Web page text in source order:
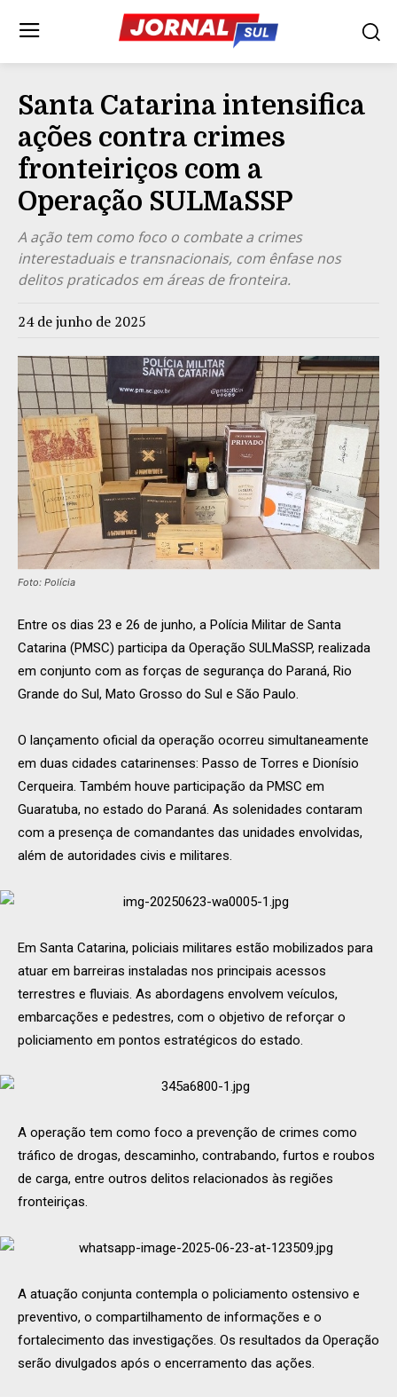
Santa Catarina intensifica
ações contra crimes
fronteiriços com a
Operação SULMaSSP
A ação tem como foco o combate a crimes
interestaduais e transnacionais, com ênfase nos
delitos praticados em áreas de fronteira.
24 de junho de 2025
Foto: Polícia
Entre os dias 23 e 26 de junho, a Polícia Militar de Santa
Catarina (PMSC) participa da Operação SULMaSSP, realizada
em conjunto com as forças de segurança do Paraná, Rio
Grande do Sul, Mato Grosso do Sul e São Paulo.
O lançamento oficial da operação ocorreu simultaneamente
em duas cidades catarinenses: Passo de Torres e Dionísio
Cerqueira. Também houve participação da PMSC em
Guaratuba, no estado do Paraná. As solenidades contaram
com a presença de comandantes das unidades envolvidas,
além de autoridades civis e militares.
Em Santa Catarina, policiais militares estão mobilizados para
atuar em barreiras instaladas nos principais acessos
terrestres e fluviais. As abordagens envolvem veículos,
embarcações e pedestres, com o objetivo de reforçar o
policiamento em pontos estratégicos do estado.
A operação tem como foco a prevenção de crimes como
tráfico de drogas, descaminho, contrabando, furtos e roubos
de carga, entre outros delitos relacionados às regiões
fronteiriças.
A atuação conjunta contempla o policiamento ostensivo e
preventivo, o compartilhamento de informações e o
fortalecimento das investigações. Os resultados da Operação
serão divulgados após o encerramento das ações.